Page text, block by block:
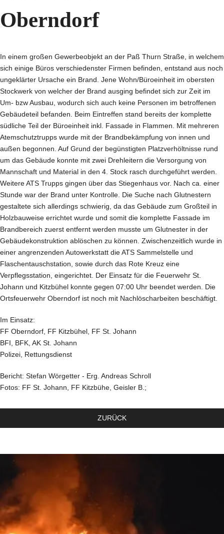
Oberndorf
In einem großen Gewerbeobjekt an der Paß Thurn Straße, in welchem
sich einige Büros verschiedenster Firmen befinden, entstand aus noch
ungeklärter Ursache ein Brand. Jene Wohn/Büroeinheit im obersten
Stockwerk von welcher der Brand ausging befindet sich zur Zeit im
Um- bzw Ausbau, wodurch sich auch keine Personen im betroffenen
Gebäudeteil befanden. Beim Eintreffen stand bereits der komplette
südliche Teil der Büroeinheit inkl. Fassade in Flammen. Mit mehreren
Atemschutztrupps wurde mit der Brandbekämpfung von innen und
außen begonnen. Auf Grund der begünstigten Platzverhöltnisse rund
um das Gebäude konnte mit zwei Drehleitern die Versorgung von
Mannschaft und Material in den 4. Stock rasch durchgeführt werden.
Weitere ATS Trupps gingen über das Stiegenhaus vor. Nach ca. einer
Stunde war der Brand unter Kontrolle. Die Suche nach Glutnestern
gestaltete sich allerdings schwierig, da das Gebäude zum Großteil in
Holzbauweise errichtet wurde und somit die komplette Fassade im
Brandbereich zuerst entfernt werden musste um Glutnester in der
Gebäudekonstruktion ablöschen zu können. Zwischenzeitlich wurde in
einer angrenzenden Autowerkstatt die ATS Sammelstelle und
Flaschentauschstation, sowie durch das Rote Kreuz eine
Verpflegsstation, eingerichtet. Der Einsatz für die Feuerwehr St.
Johann und Kitzbühel konnte gegen 07:00 Uhr beendet werden. Die
Ortsfeuerwehr Oberndorf ist noch mit Nachlöscharbeiten beschäftigt.
Im Einsatz:
FF Oberndorf, FF Kitzbühel, FF St. Johann
BFI, BFK, AK St. Johann
Polizei, Rettungsdienst
Bericht: Stefan Wörgetter - Erg. Andreas Schroll
Fotos: FF St. Johann, FF Kitzbühe, Geisler B.;
ZURÜCK